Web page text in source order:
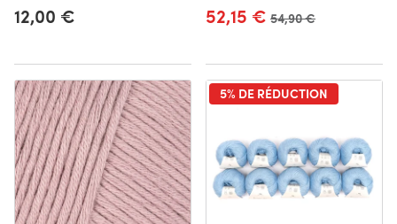
12,00 € 52,15 € Ancien prix
54,90 €
5% DE RÉDUCTION